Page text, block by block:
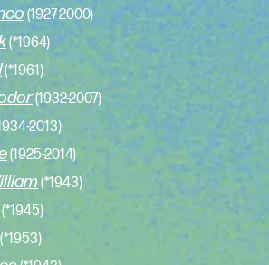
(1927-2000)
(*1964)
(*1961)
(1932-2007)
2013)
(1925-2014)
(*1943)
(*1945)
(*1953)